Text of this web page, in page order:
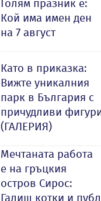
Голям празник е:
Кой има имен ден
на 7 август
Като в приказка:
Вижте уникалния
парк в България с
причудливи
(ГАЛЕРИЯ)
Мечтаната работа
е на гръцкия
остров Сирос:
Галиш котки и